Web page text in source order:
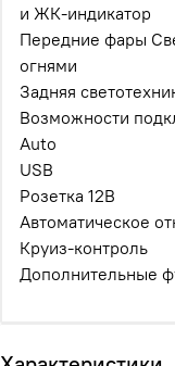
и ЖК-индикатор
Передние фары
огнями
Задняя
Возможности
Auto
USB
Розетка 12В
Автоматическое
Круиз-контроль
Дополнительные